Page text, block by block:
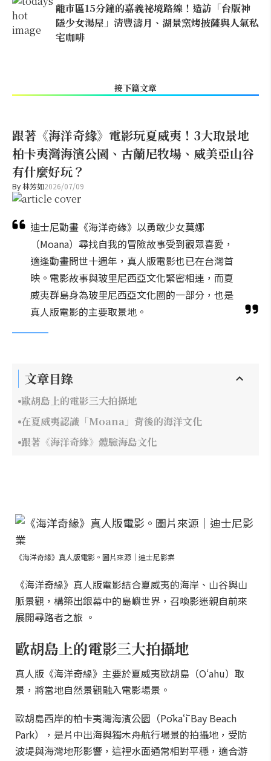
離市區15分鐘的嘉義祕境路線！造訪「台版神
隱少女湯屋」清豐濤月、湖景窯烤披薩與人氣私
宅咖啡
接下篇文章
跟著《海洋奇緣》電影玩夏威夷！3大取景地
柏卡夷灣海濱公園、古蘭尼牧場、威美亞山谷
有什麼好玩？
By林芳如2026/07/09
迪士尼動畫《海洋奇緣》以勇敢少女莫娜
（Moana）尋找自我的冒險故事受到觀眾喜愛，
適逢動畫問世十週年，真人版電影也已在台灣首
映。電影故事與玻里尼西亞文化緊密相連，而夏
威夷群島身為玻里尼西亞文化圈的一部分，也是
真人版電影的主要取景地。
文章目錄
歐胡島上的電影三大拍攝地
在夏威夷認識「Moana」背後的海洋文化
跟著《海洋奇緣》體驗海島文化
《海洋奇緣》真人版電影。圖片來源｜迪士尼影業
《海洋奇緣》真人版電影結合夏威夷的海岸、山谷與山
脈景觀，構築出銀幕中的島嶼世界，召喚影迷親自前來
展開尋路者之旅 。
歐胡島上的電影三大拍攝地
真人版《海洋奇緣》主要於夏威夷歐胡島（Oʻahu）取
景，將當地自然景觀融入電影場景。
歐胡島西岸的柏卡夷灣海濱公園（Pōkaʻī Bay Beach
Park），是片中出海與獨木舟航行場景的拍攝地，受防
波堤與海灣地形影響，這裡水面通常相對平穩，適合游